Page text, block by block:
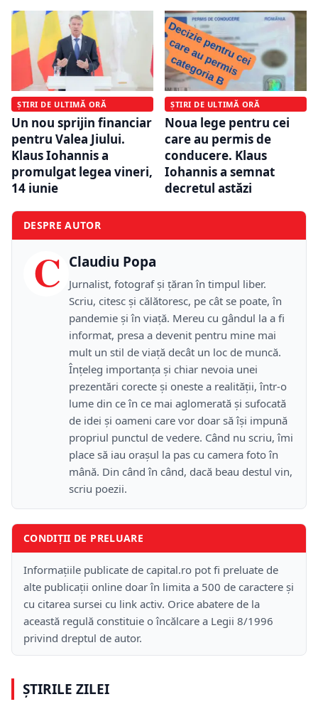
ȘTIRI DE ULTIMĂ ORĂ
Un nou sprijin financiar
pentru Valea Jiului.
Klaus Iohannis a
promulgat legea vineri,
14 iunie
ȘTIRI DE ULTIMĂ ORĂ
Noua lege pentru cei
care au permis de
conducere. Klaus
Iohannis a semnat
decretul astăzi
DESPRE AUTOR
C Claudiu Popa
Jurnalist, fotograf și țăran în timpul liber.
Scriu, citesc și călătoresc, pe cât se poate, în
pandemie și în viață. Mereu cu gândul la a fi
informat, presa a devenit pentru mine mai
mult un stil de viață decât un loc de muncă.
Înțeleg importanța și chiar nevoia unei
prezentări corecte și oneste a realității, într-o
lume din ce în ce mai aglomerată și sufocată
de idei și oameni care vor doar să își impună
propriul punctul de vedere. Când nu scriu, îmi
place să iau orașul la pas cu camera foto în
mână. Din când în când, dacă beau destul vin,
scriu poezii.
CONDIȚII DE PRELUARE
Informațiile publicate de capital.ro pot fi preluate de
alte publicații online doar în limita a 500 de caractere și
cu citarea sursei cu link activ. Orice abatere de la
această regulă constituie o încălcare a Legii 8/1996
privind dreptul de autor.
ȘTIRILE ZILEI